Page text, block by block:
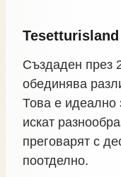
Tesetturisland
Създаден през
обединява
Това е идеално
искат
преговарят с
поотделно.